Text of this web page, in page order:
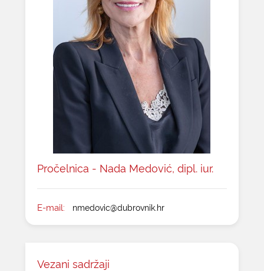
Pročelnica - Nada Medović, dipl. iur.
E-mail: nmedovic@dubrovnik.hr
Vezani sadržaji